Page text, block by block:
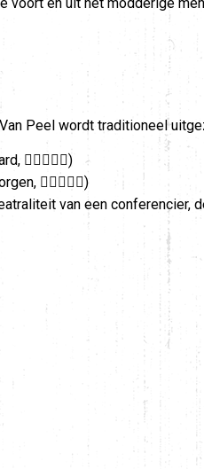
Peel wordt traditioneel
)
)
van een